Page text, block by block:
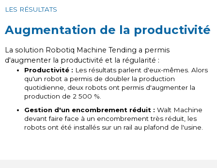
LES RÉSULTATS
Augmentation de la productivité
La solution Robotiq Machine Tending a permis
d'augmenter la productivité et la régularité :
Productivité : Les résultats parlent d'eux-mêmes. Alors
qu'un robot a permis de doubler la production
quotidienne, deux robots ont permis d'augmenter la
production de 2 500 %.
Gestion d'un encombrement réduit : Walt Machine
devant faire face à un encombrement très réduit, les
robots ont été installés sur un rail au plafond de l'usine.